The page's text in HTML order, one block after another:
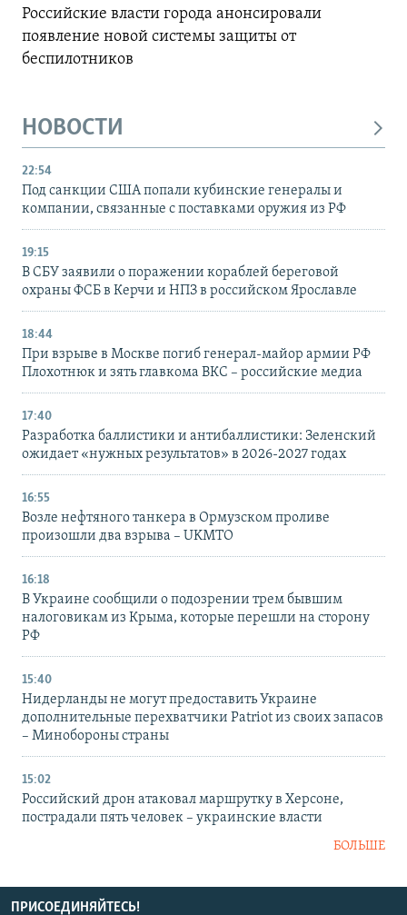
Российские власти города анонсировали
появление новой системы защиты от
беспилотников
НОВОСТИ
22:54
Под санкции США попали кубинские генералы и
компании, связанные с поставками оружия из РФ
19:15
В СБУ заявили о поражении кораблей береговой
охраны ФСБ в Керчи и НПЗ в российском Ярославле
18:44
При взрыве в Москве погиб генерал-майор армии РФ
Плохотнюк и зять главкома ВКС – российские медиа
17:40
Разработка баллистики и антибаллистики: Зеленский
ожидает «нужных результатов» в 2026-2027 годах
16:55
Возле нефтяного танкера в Ормузском проливе
произошли два взрыва – UKMTO
16:18
В Украине сообщили о подозрении трем бывшим
налоговикам из Крыма, которые перешли на сторону
РФ
15:40
Нидерланды не могут предоставить Украине
дополнительные перехватчики Patriot из своих запасов
– Минобороны страны
15:02
Российский дрон атаковал маршрутку в Херсоне,
пострадали пять человек – украинские власти
БОЛЬШЕ
ПРИСОЕДИНЯЙТЕСЬ!